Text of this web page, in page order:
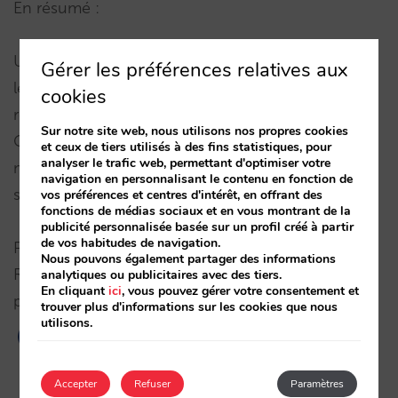
En résumé :
Utilisez Analytics pour croiser des données, suivre
le comportement des utilisateurs, faire des
recherches sur les mots clé, etc, mais utilisez
Google Adwords pour comptabiliser et pour
mesurer le retour sur investissement. Il est
simplement plus fiable pour cela.
P.M. dirige le département de marketing chez Mirai
Responsable de stratégie et de coordination des
produits de marketing offerts par Mirai.
Gérer les préférences relatives aux
cookies
Sur notre site web, nous utilisons nos propres cookies
et ceux de tiers utilisés à des fins statistiques, pour
analyser le trafic web, permettant d'optimiser votre
navigation en personnalisant le contenu en fonction de
vos préférences et centres d'intérêt, en offrant des
fonctions de médias sociaux et en vous montrant de la
publicité personnalisée basée sur un profil créé à partir
de vos habitudes de navigation.
Nous pouvons également partager des informations
analytiques ou publicitaires avec des tiers.
En cliquantici, vous pouvez gérer votre consentement et
trouver plus d'informations sur les cookies que nous
utilisons.
Accepter Paramètres
Refuser